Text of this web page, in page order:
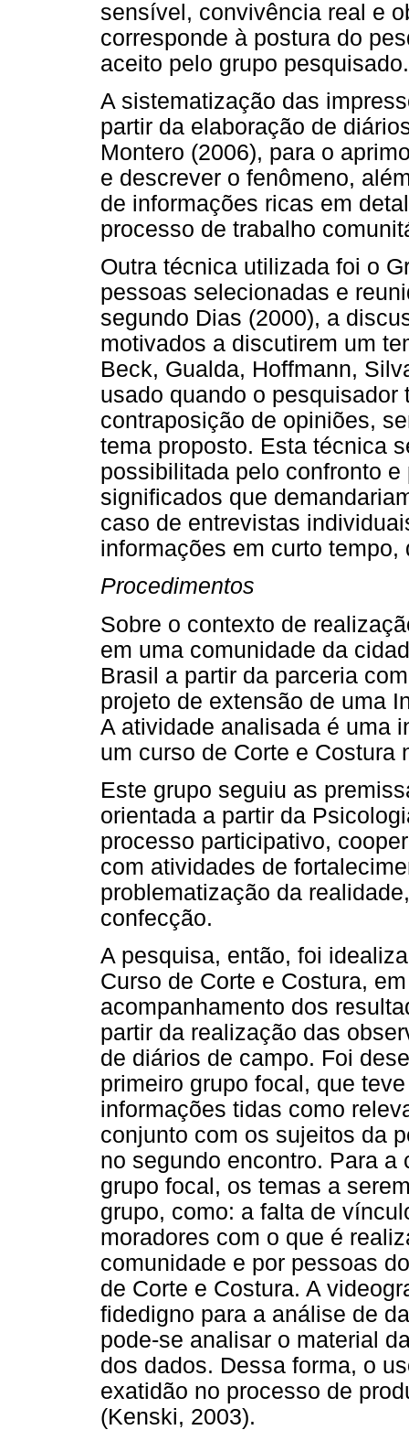
sensível, convivência real e
corresponde à postura do
aceito pelo grupo pesquisado.
A sistematização das
partir da elaboração de
Montero (2006), para o
e descrever o fenômeno,
de informações ricas em
processo de trabalho
Outra técnica utilizada foi o
pessoas selecionadas e
segundo Dias (2000), a
motivados a discutirem um
Beck, Gualda, Hoffmann,
usado quando o
contraposição de opiniões,
tema proposto. Esta técnica
possibilitada pelo confronto
significados que
caso de entrevistas
informações em curto
Procedimentos
Sobre o contexto de
em uma comunidade da
Brasil a partir da parceria
projeto de extensão de uma
A atividade analisada é uma
um curso de Corte e Costura
Este grupo seguiu as
orientada a partir da
processo participativo,
com atividades de
problematização da
confecção.
A pesquisa, então, foi
Curso de Corte e Costura,
acompanhamento dos
partir da realização das
de diários de campo. Foi
primeiro grupo focal, que
informações tidas como
conjunto com os sujeitos da
no segundo encontro. Para
grupo focal, os temas a
grupo, como: a falta de
moradores com o que é
comunidade e por pessoas
de Corte e Costura. A
fidedigno para a análise de
pode-se analisar o material
dos dados. Dessa forma, o
exatidão no processo de
(Kenski, 2003).